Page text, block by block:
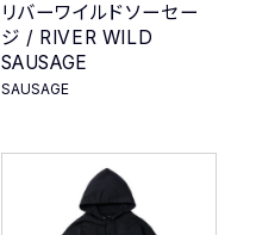
リバーワイルドソーセー
ジ / RIVER WILD
SAUSAGE
SAUSAGE